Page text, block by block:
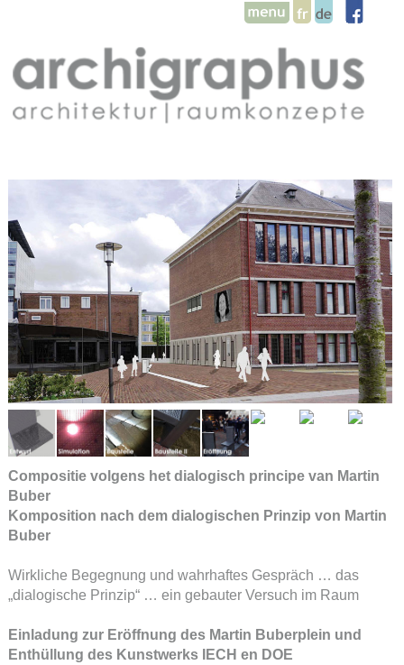
Compositie volgens het dialogisch principe van Martin
Buber
Komposition nach dem dialogischen Prinzip von Martin
Buber
Wirkliche Begegnung und wahrhaftes Gespräch … das
„dialogische Prinzip“ … ein gebauter Versuch im Raum
Einladung zur Eröffnung des Martin Buberplein und
Enthüllung des Kunstwerks IECH en DOE